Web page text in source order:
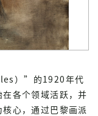
）”的1920年代
各个领域活跃，并
心，通过巴黎画派